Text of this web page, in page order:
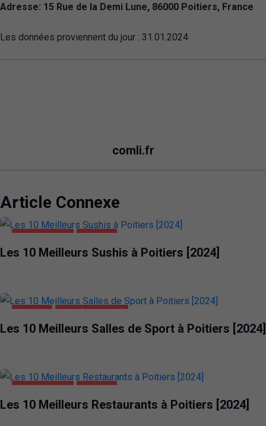
Adresse: 15 Rue de la Demi Lune, 86000 Poitiers, France
Les données proviennent du jour : 31.01.2024
comli.fr
Article Connexe
Les 10 Meilleurs Sushis à Poitiers [2024]
Les 10 Meilleurs Salles de Sport à Poitiers [2024]
Les 10 Meilleurs Restaurants à Poitiers [2024]